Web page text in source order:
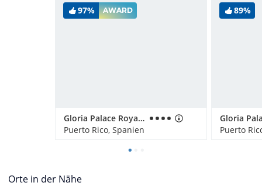
97% AWARD
Gloria Palace Royal Hotel & Spa
Puerto Rico, Spanien
89%
Puerto
Orte in der Nähe